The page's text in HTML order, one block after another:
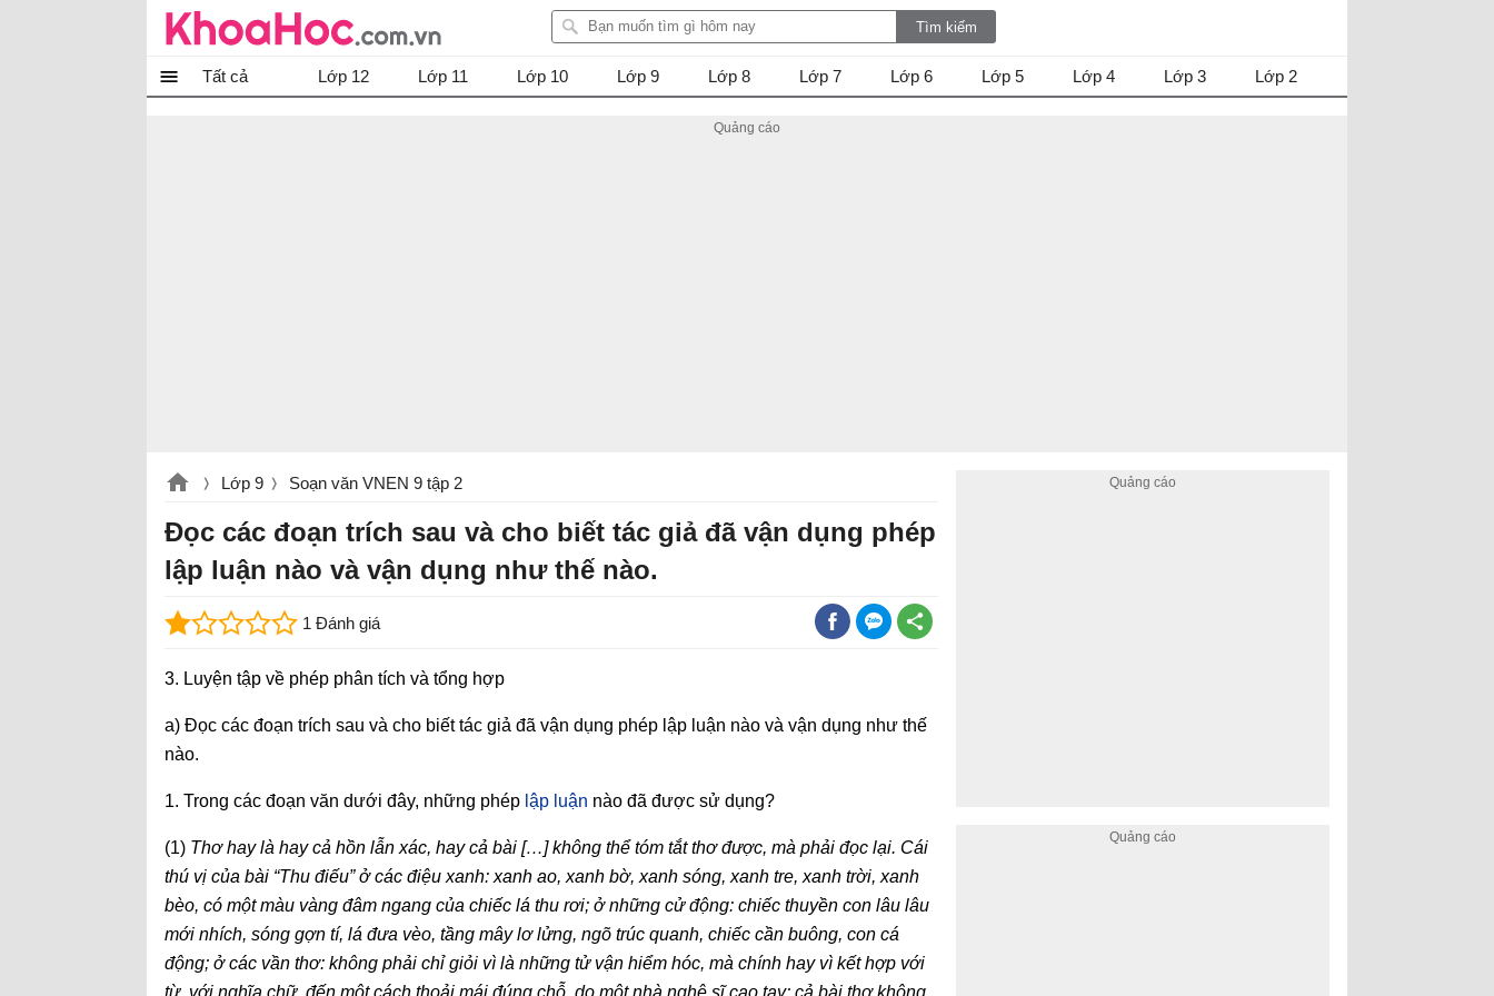
Tất cả Lớp 12 Lớp 11 Lớp 10 Lớp 9 Lớp 8 Lớp 7 Lớp 6 Lớp 5 Lớp 4 Lớp 3 Lớp 2
Lớp 9 Soạn văn VNEN 9 tập 2
Đọc các đoạn trích sau và cho biết tác giả đã vận dụng phép
lập luận nào và vận dụng như thế nào.
1 Đánh giá
3. Luyện tập về phép phân tích và tổng hợp
a) Đọc các đoạn trích sau và cho biết tác giả đã vận dụng phép lập luận nào và vận dụng như thế
nào.
1. Trong các đoạn văn dưới đây, những phép lập luận nào đã được sử dụng?
(1) Thơ hay là hay cả hồn lẫn xác, hay cả bài […] không thể tóm tắt thơ được, mà phải đọc lại. Cái
thú vị của bài “Thu điếu” ở các điệu xanh: xanh ao, xanh bờ, xanh sóng, xanh tre, xanh trời, xanh
bèo, có một màu vàng đâm ngang của chiếc lá thu rơi; ở những cử động: chiếc thuyền con lâu lâu
mới nhích, sóng gợn tí, lá đưa vèo, tầng mây lơ lửng, ngõ trúc quanh, chiếc cần buông, con cá
động; ở các vần thơ: không phải chỉ giỏi vì là những tử vận hiểm hóc, mà chính hay vì kết hợp với
từ, với nghĩa chữ, đến một cách thoải mái đúng chỗ, do một nhà nghệ sĩ cao tay; cả bài thơ không